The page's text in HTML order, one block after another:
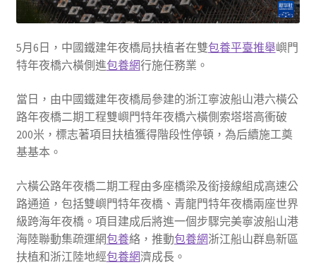
5月6日，中國鐵建年夜橋局扶植者在雙包養平臺推舉嶼門
特年夜橋六橫側進包養網行施任務業。
當日，由中國鐵建年夜橋局參建的浙江寧波船山港六橫公
路年夜橋二期工程雙嶼門特年夜橋六橫側索塔塔高衝破
200米，標志著項目扶植獲得階段性停頓，為后續施工奠
基基本。
六橫公路年夜橋二期工程由多座橋梁及銜接線組成高速公
路通道，包括雙嶼門特年夜橋、青龍門特年夜橋兩座世界
級跨海年夜橋。項目建成后將進一個步驟完美寧波船山港
海陸聯動集疏運網包養絡，推動包養網浙江船山群島新區
扶植和浙江陸地經包養網濟成長。